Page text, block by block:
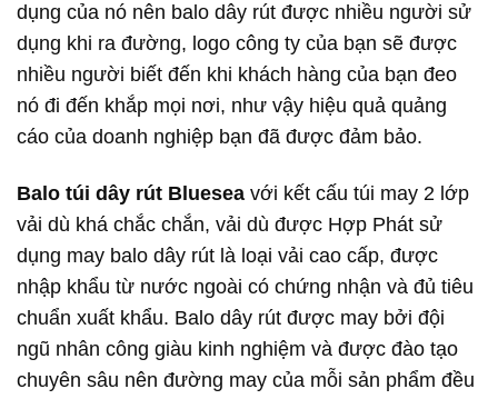
dụng của nó nên balo dây rút được nhiều người sử
dụng khi ra đường, logo công ty của bạn sẽ được
nhiều người biết đến khi khách hàng của bạn đeo
nó đi đến khắp mọi nơi, như vậy hiệu quả quảng
cáo của doanh nghiệp bạn đã được đảm bảo.
Balo túi dây rút Bluesea với kết cấu túi may 2 lớp
vải dù khá chắc chắn, vải dù được Hợp Phát sử
dụng may balo dây rút là loại vải cao cấp, được
nhập khẩu từ nước ngoài có chứng nhận và đủ tiêu
chuẩn xuất khẩu. Balo dây rút được may bởi đội
ngũ nhân công giàu kinh nghiệm và được đào tạo
chuyên sâu nên đường may của mỗi sản phẩm đều